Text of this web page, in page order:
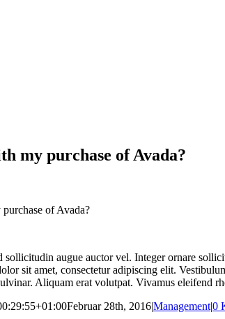
my purchase of Avada?
of Avada?
augue auctor vel. Integer ornare
sit amet, consectetur adipiscing elit.
Aliquam erat volutpat. Vivamus eleifend
Februar 28th, 2016|Management|0